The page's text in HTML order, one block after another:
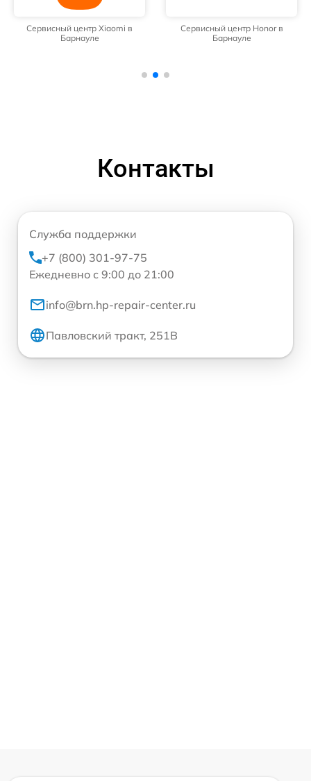
Сервисный центр Xiaomi в
Барнауле
Сервисный центр Honor в
Барнауле
Контакты
Служба поддержки
+7 (800) 301-97-75
Ежедневно с 9:00 до 21:00
info@brn.hp-repair-center.ru
Павловский тракт, 251В